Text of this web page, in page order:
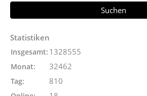
Statistiken
Insgesamt: 1328555
Monat: 32462
Tag: 810